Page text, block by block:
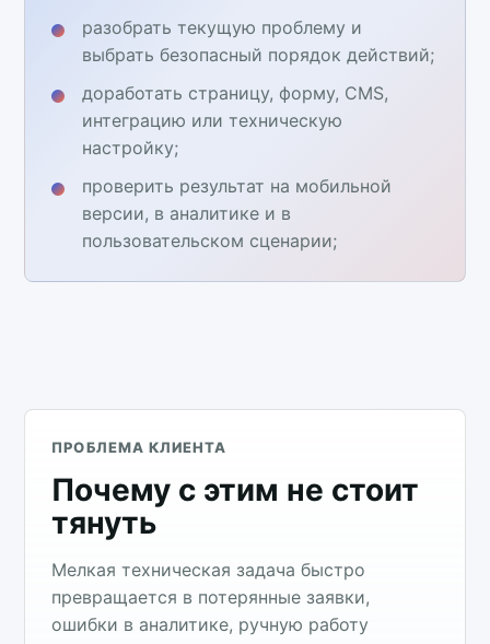
разобрать текущую проблему и
выбрать безопасный порядок действий;
доработать страницу, форму, CMS,
интеграцию или техническую
настройку;
проверить результат на мобильной
версии, в аналитике и в
пользовательском сценарии;
ПРОБЛЕМА КЛИЕНТА
Почему с этим не стоит
тянуть
Мелкая техническая задача быстро
превращается в потерянные заявки,
ошибки в аналитике, ручную работу